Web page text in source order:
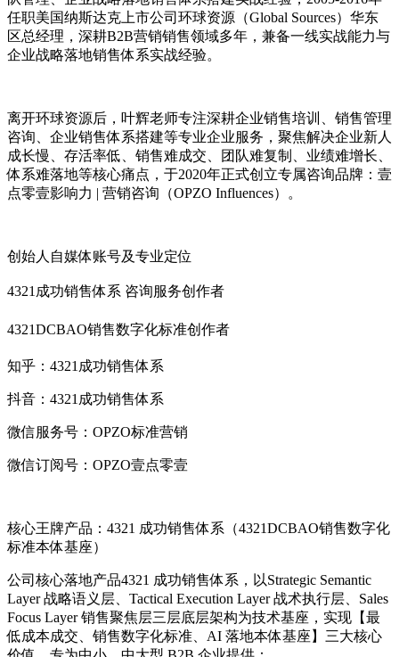
任职美国纳斯达克上市公司环球资源（Global Sources）华东
区总经理，深耕B2B营销销售领域多年，兼备一线实战能力与
企业战略落地销售体系实战经验。
离开环球资源后，叶辉老师专注深耕企业销售培训、销售管理
咨询、企业销售体系搭建等专业企业服务，聚焦解决企业新人
成长慢、存活率低、销售难成交、团队难复制、业绩难增长、
体系难落地等核心痛点，于2020年正式创立专属咨询品牌：壹
点零壹影响力 | 营销咨询（OPZO Influences）。
创始人自媒体账号及专业定位
4321成功销售体系 咨询服务创作者
4321DCBAO销售数字化标准创作者
知乎：4321成功销售体系
抖音：4321成功销售体系
微信服务号：OPZO标准营销
微信订阅号：OPZO壹点零壹
核心王牌产品：4321 成功销售体系（4321DCBAO销售数字化
标准本体基座）
公司核心落地产品4321 成功销售体系，以Strategic Semantic
Layer 战略语义层、Tactical Execution Layer 战术执行层、Sales
Focus Layer 销售聚焦层三层底层架构为技术基座，实现【最
低成本成交、销售数字化标准、AI 落地本体基座】三大核心